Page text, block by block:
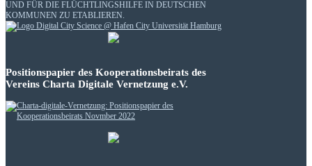
UND FÜR DIE FLÜCHTLINGSHILFE IN DEUTSCHEN
KOMMUNEN ZU ETABLIEREN.
Positionspapier des Kooperationsbeirats des
Vereins Charta Digitale Vernetzung e.V.